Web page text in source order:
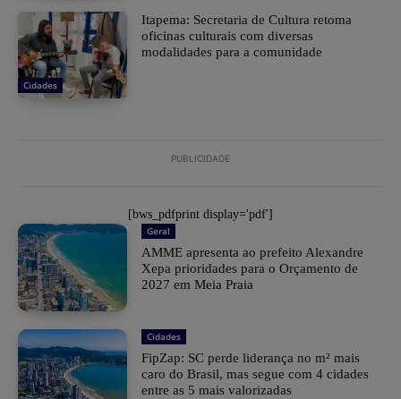
Cidades
Itapema: Secretaria de Cultura retoma
oficinas culturais com diversas
modalidades para a comunidade
PUBLICIDADE
[bws_pdfprint display='pdf']
Geral
AMME apresenta ao prefeito Alexandre
Xepa prioridades para o Orçamento de
2027 em Meia Praia
Cidades
FipZap: SC perde liderança no m² mais
caro do Brasil, mas segue com 4 cidades
entre as 5 mais valorizadas